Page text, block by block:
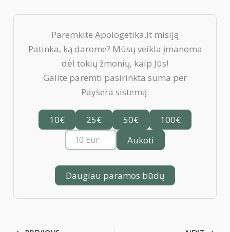
Paremkite Apologetika.lt misiją
Patinka, ką darome? Mūsų veikla įmanoma
dėl tokių žmonių, kaip Jūs!
Galite paremti pasirinkta suma per
Paysera sistemą:
10€ 25€ 50€
100€
Aukoti
Daugiau paramos būdų